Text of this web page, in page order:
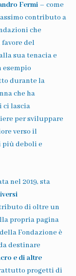
Fermi – come
contributo a
che
del
sua tenacia e
esempio
durante la
che ha
ci lascia
per sviluppare
verso il
più deboli e
nel 2019, sta
di oltre un
propria pagina
Fondazione è
destinare
e di altre
progetti di